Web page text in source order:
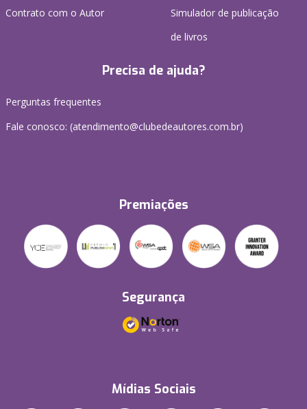
Contrato com o Autor
Simulador de publicação
de livros
Precisa de ajuda?
Perguntas frequentes
Fale conosco: (atendimento@clubedeautores.com.br)
Premiações
Segurança
Mídias Sociais